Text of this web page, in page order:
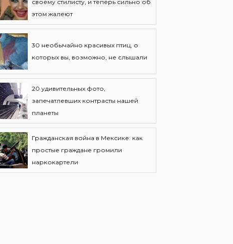
своему стилисту, и теперь сильно об
этом жалеют
30 необычайно красивых птиц, о
которых вы, возможно, не слышали
20 удивительных фото,
запечатлевших контрасты нашей
планеты
Гражданская война в Мексике: как
простые граждане громили
наркокартели